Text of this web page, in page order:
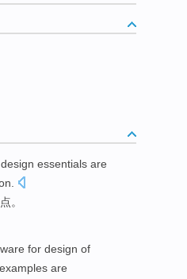
design essentials are
。
for design of
examples are